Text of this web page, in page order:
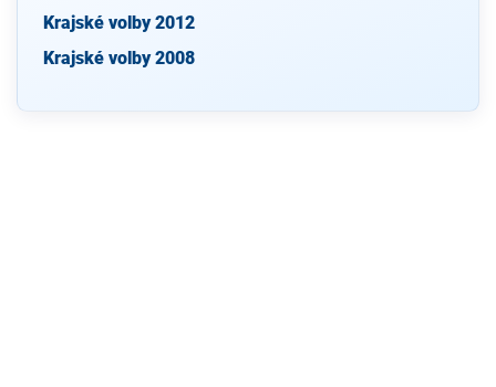
Krajské volby 2012
Krajské volby 2008